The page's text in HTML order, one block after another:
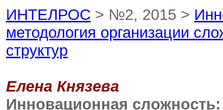
ИНТЕЛРОС > №2, 2015 >
методология организации
структур
Елена Князева
Инновационная